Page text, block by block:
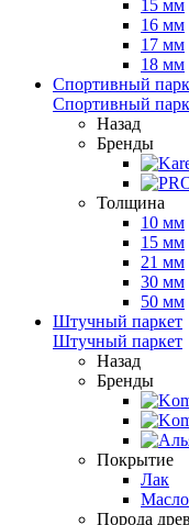
15 мм
16 мм
17 мм
18 мм
Спортивный
Спортивный
Назад
Бренды
Толщина
10 мм
15 мм
21 мм
30 мм
50 мм
Штучный паркет
Штучный паркет
Назад
Бренды
Покрытие
Лак
Масло
Порода